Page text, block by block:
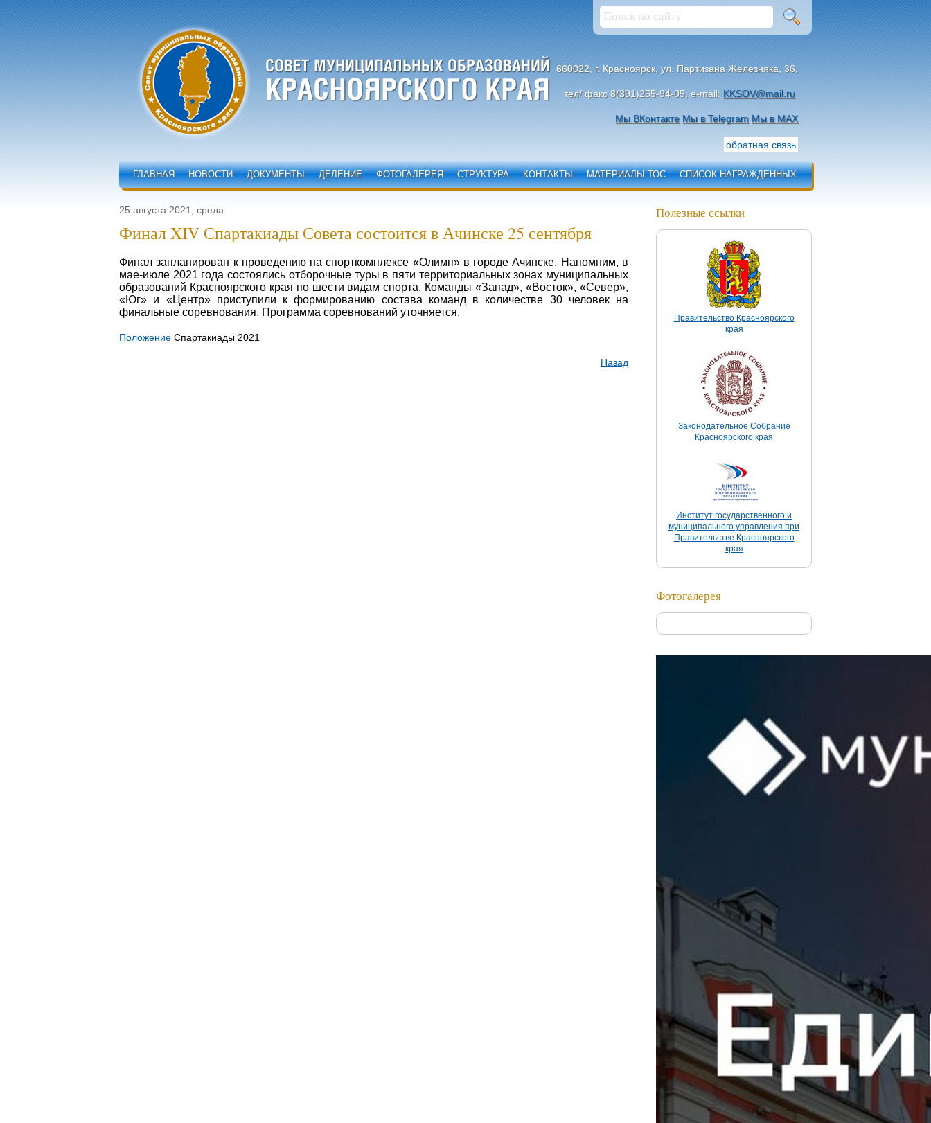
660022, г. Красноярск, ул. Партизана Железняка, 36,
тел/ факс 8(391)255-94-05, e-mail: KKSOV@mail.ru
Мы ВКонтакте Мы в Telegram Мы в МАХ
обратная связь
ГЛАВНАЯ НОВОСТИ ДОКУМЕНТЫ ДЕЛЕНИЕ ФОТОГАЛЕРЕЯ СТРУКТУРА КОНТАКТЫ МАТЕРИАЛЫ ТОС СПИСОК НАГРАЖДЕННЫХ
25 августа 2021, среда
Финал XIV Спартакиады Совета состоится в Ачинске 25 сентября
Финал запланирован к проведению на спорткомплексе «Олимп» в городе Ачинске. Напомним, в
мае-июле 2021 года состоялись отборочные туры в пяти территориальных зонах муниципальных
образований Красноярского края по шести видам спорта. Команды «Запад», «Восток», «Север»,
«Юг» и «Центр» приступили к формированию состава команд в количестве 30 человек на
финальные соревнования. Программа соревнований уточняется.
Положение Спартакиады 2021
Назад
Полезные ссылки
Правительство Красноярского
края
Законодательное Собрание
Красноярского края
Институт государственного и
муниципального управления при
Правительстве Красноярского
края
Фотогалерея